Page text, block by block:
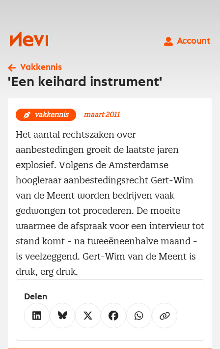
Nevi
Account
Vakkennis
'Een keihard instrument'
vakkennis maart 2011
Het aantal rechtszaken over
aanbestedingen groeit de laatste jaren
explosief. Volgens de Amsterdamse
hoogleraar aanbestedingsrecht Gert-Wim
van de Meent worden bedrijven vaak
gedwongen tot procederen. De moeite
waarmee de afspraak voor een interview tot
stand komt - na tweeëneenhalve maand -
is veelzeggend. Gert-Wim van de Meent is
druk, erg druk.
Delen